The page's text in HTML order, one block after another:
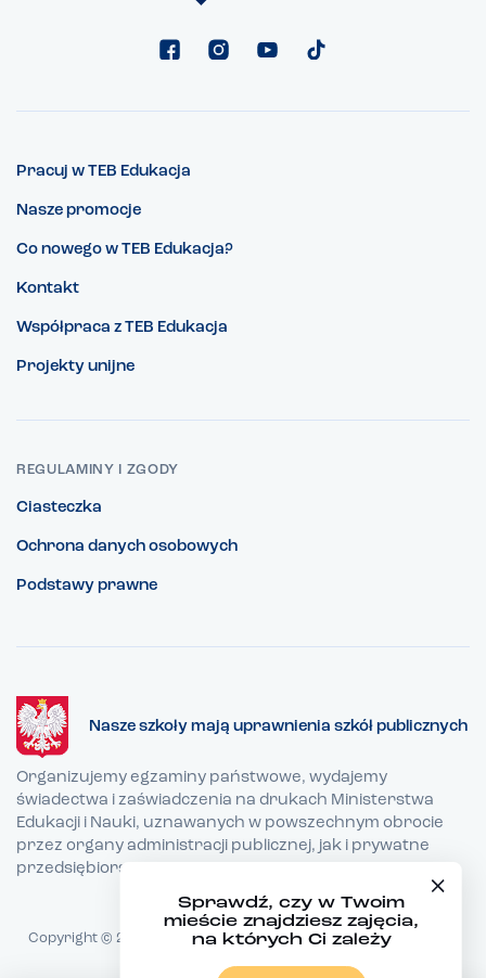
Sprawdź, czy w Twoim
mieście znajdziesz zajęcia,
na których Ci zależy
Pracuj w TEB Edukacja
Nasze promocje
Co nowego w TEB Edukacja?
Kontakt
Współpraca z TEB Edukacja
Projekty unijne
REGULAMINY I ZGODY
Ciasteczka
Ochrona danych osobowych
Podstawy prawne
Nasze szkoły mają uprawnienia szkół publicznych
Organizujemy egzaminy państwowe, wydajemy
świadectwa i zaświadczenia na drukach Ministerstwa
Edukacji i Nauki, uznawanych w powszechnym obrocie
przez organy administracji publicznej, jak i prywatne
przedsiębiorstwa.
Copyright © 2026 TEB Edukacja - Wszystkie prawa zastrzeżone